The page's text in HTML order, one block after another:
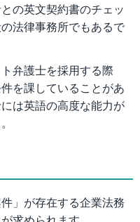
の英文契約書のチェッ
法律事務所でもあるで
弁護士を採用する際
を課していることがあ
は英語の高度な能力が
」が存在する企業法務